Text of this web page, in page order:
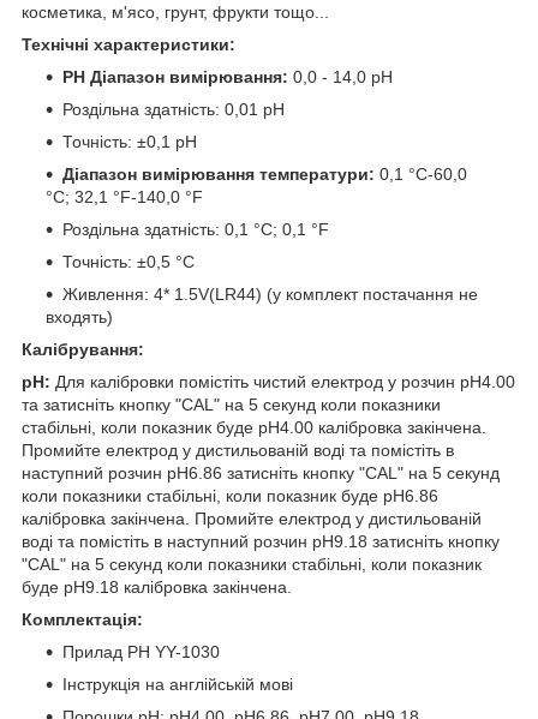
косметика, м'ясо, грунт, фрукти тощо...
Технічні характеристики:
PH Діапазон вимірювання: 0,0 - 14,0 рН
Роздільна здатність: 0,01 рН
Точність: ±0,1 рН
Діапазон вимірювання температури: 0,1 °C-60,0
°C; 32,1 °F-140,0 °F
Роздільна здатність: 0,1 °C; 0,1 °F
Точність: ±0,5 °C
Живлення: 4* 1.5V(LR44) (у комплект постачання не
входять)
Калібрування:
рН: Для калібровки помістіть чистий електрод у розчин рН4.00
та затисніть кнопку "CAL" на 5 секунд коли показники
стабільні, коли показник буде рН4.00 калібровка закінчена.
Промийте електрод у дистильованій воді та помістіть в
наступний розчин рН6.86 затисніть кнопку "CAL" на 5 секунд
коли показники стабільні, коли показник буде рН6.86
калібровка закінчена. Промийте електрод у дистильованій
воді та помістіть в наступний розчин рН9.18 затисніть кнопку
"CAL" на 5 секунд коли показники стабільні, коли показник
буде рН9.18 калібровка закінчена.
Комплектація:
Прилад PH YY-1030
Інструкція на англійській мові